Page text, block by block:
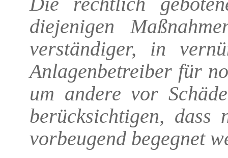
diejenigen
verständiger, in
Anlagenbetreiber für
um andere vor
berücksichtigen,
vorbeugend begegnet